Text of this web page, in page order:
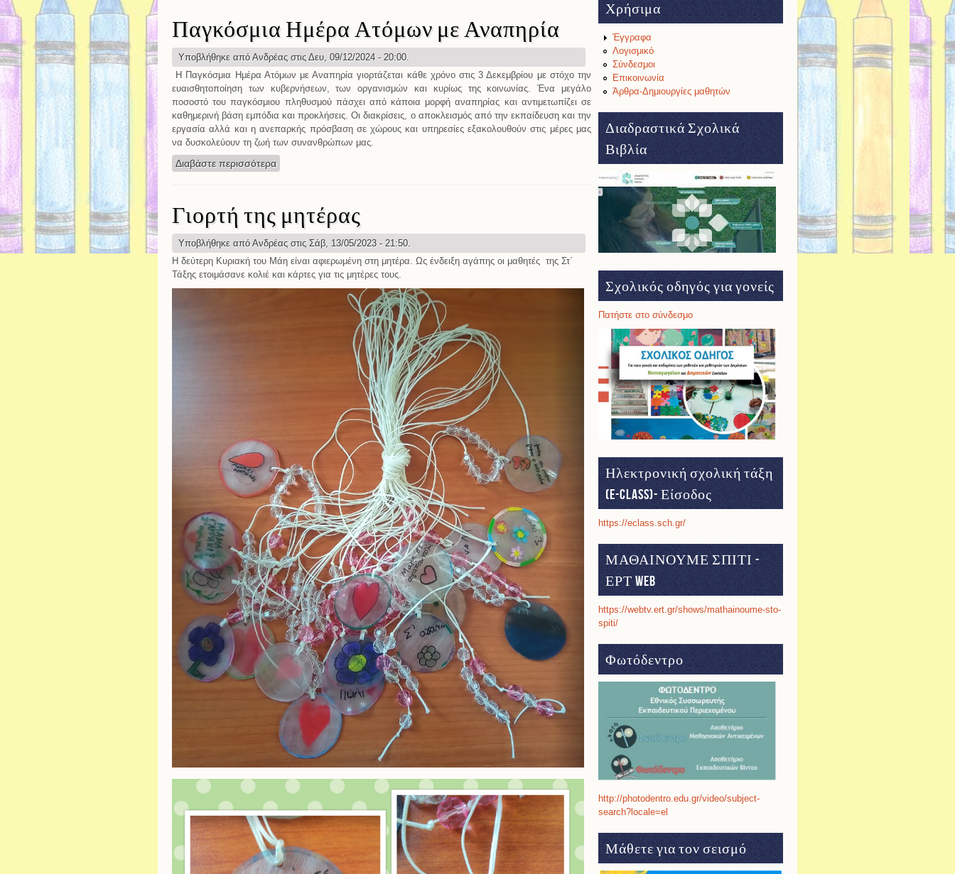
Παγκόσμια Ημέρα Ατόμων με Αναπηρία
Υποβλήθηκε από Ανδρέας στις Δευ, 09/12/2024 - 20:00.
Η Παγκόσμια Ημέρα Ατόμων με Αναπηρία γιορτάζεται κάθε χρόνο στις 3 Δεκεμβρίου με στόχο την
ευαισθητοποίηση των κυβερνήσεων, των οργανισμών και κυρίως της κοινωνίας. Ένα μεγάλο
ποσοστό του παγκόσμιου πληθυσμού πάσχει από κάποια μορφή αναπηρίας και αντιμετωπίζει σε
καθημερινή βάση εμπόδια και προκλήσεις. Οι διακρίσεις, ο αποκλεισμός από την εκπαίδευση και την
εργασία αλλά και η ανεπαρκής πρόσβαση σε χώρους και υπηρεσίες εξακολουθούν στις μέρες μας
να δυσκολεύουν τη ζωή των συνανθρώπων μας.
Διαβάστε περισσότερα
Γιορτή της μητέρας
Υποβλήθηκε από Ανδρέας στις Σάβ, 13/05/2023 - 21:50.
Η δεύτερη Κυριακή του Μάη είναι αφιερωμένη στη μητέρα. Ως ένδειξη αγάπης οι μαθητές της Στ΄
Τάξης ετοιμάσανε κολιέ και κάρτες για τις μητέρες τους.
Χρήσιμα
Έγγραφα
Λογισμικό
Σύνδεσμοι
Επικοινωνία
Άρθρα-Δημιουργίες μαθητών
Διαδραστικά Σχολικά
Βιβλία
Σχολικός οδηγός για γονείς
Πατήστε στο σύνδεσμο
Ηλεκτρονική σχολική τάξη
(e-class)- Είσοδος
https://eclass.sch.gr/
ΜΑΘΑΙΝΟΥΜΕ ΣΠΙΤΙ -
ΕΡΤ web
https://webtv.ert.gr/shows/mathainoume-sto-
spiti/
Φωτόδεντρο
http://photodentro.edu.gr/video/subject-
search?locale=el
Μάθετε για τον σεισμό